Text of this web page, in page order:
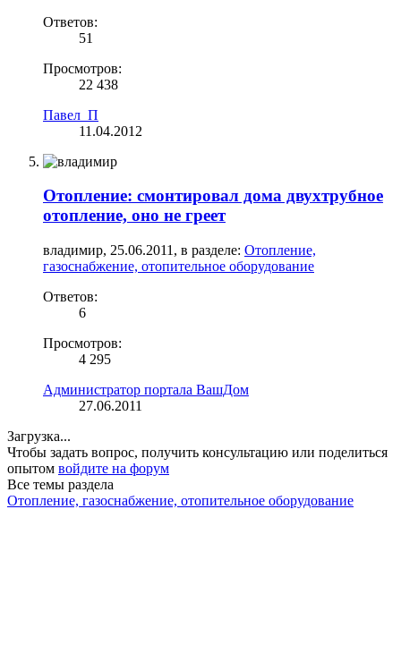
Ответов:
51
Просмотров:
22 438
Павел_П
11.04.2012
Отопление: смонтировал дома двухтрубное
отопление, оно не греет
владимир, 25.06.2011 , в разделе: Отопление,
газоснабжение, отопительное оборудование
Ответов:
6
Просмотров:
4 295
Администратор портала ВашДом
27.06.2011
Загрузка...
Чтобы задать вопрос, получить консультацию или поделиться
опытом войдите на форум
Все темы раздела
Отопление, газоснабжение, отопительное оборудование